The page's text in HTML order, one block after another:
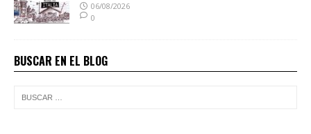
06/08/2026
0
BUSCAR EN EL BLOG